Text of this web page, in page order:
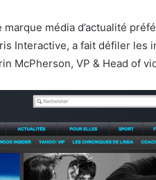
média d’actualité
Interactive, a fait défiler les
McPherson, VP & Head of